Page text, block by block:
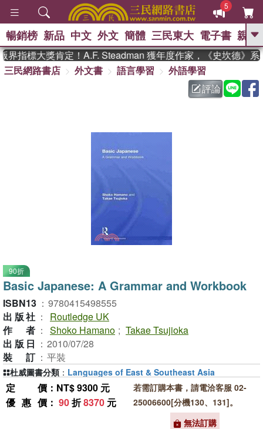
5
GO
熱搜： 東野圭吾 、 高希均教授回憶錄
父親節 、 如果歷
暑期推薦 、 國際布克
偉大的迷走神經
暢銷榜 新品 中文 外文 簡體 三民東大 電子書 親子
指標大獎肯定！A.F. Steadman 獲年度作家，《史坎德》系
三民網路書店
外文書 語言學習
外語學習
評論
90折
Basic Japanese: A Grammar and Workbook
ISBN13 ： 9780415498555
出版社 ：
Routledge UK
作者 ： Shoko Hamano ; Takae Tsujioka
出版日 ： 2010/07/28
裝訂 ： 平裝
定價 ：NT$ 9300 元
優惠價 ： 90折8370 元
若需訂購本書，請電洽客服 02-
25006600[分機130、131]。
無法訂購
杜威圖書分類 ： Languages of East & Southeast Asia